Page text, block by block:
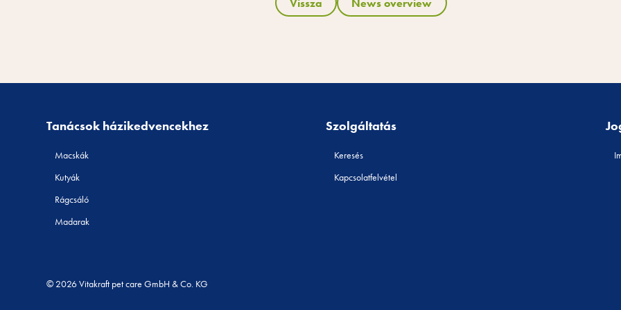
Tanácsok házikedvencekhez
Macskák
Kutyák
Rágcsáló
Madarak
Szolgáltatás
Keresés
Kapcsolatfelvétel
© 2026 Vitakraft pet care GmbH & Co. KG